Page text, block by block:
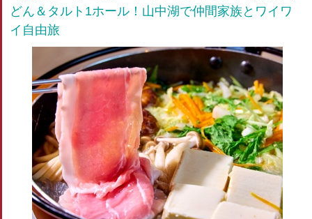
どん＆タルト1ホール！山中湖で仲間家族とワイワ
イ自由旅